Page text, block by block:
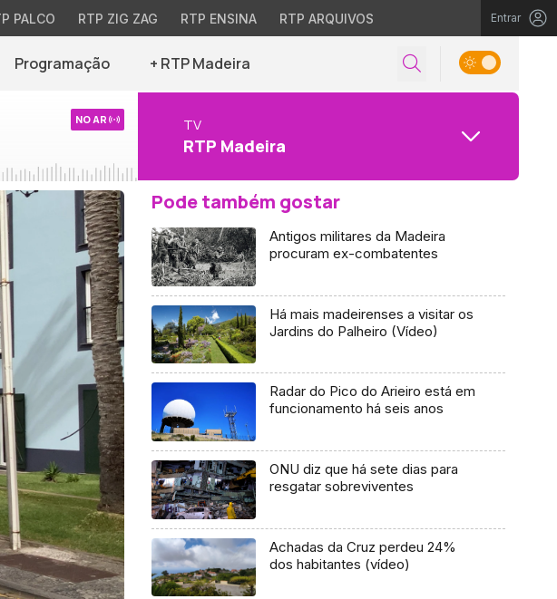
PALCO RTP ZIG ZAG RTP ENSINA RTP ARQUIVOS Entrar
Programação + RTP Madeira
NO AR TV
RTP Madeira
Pode também gostar
Antigos militares da Madeira
procuram ex-combatentes
Há mais madeirenses a visitar os
Jardins do Palheiro (Vídeo)
Radar do Pico do Arieiro está em
funcionamento há seis anos
ONU diz que há sete dias para
resgatar sobreviventes
Achadas da Cruz perdeu 24%
dos habitantes (vídeo)